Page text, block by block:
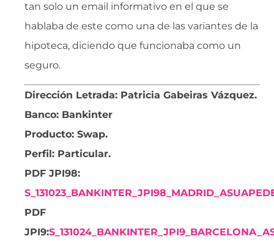
tan solo un email informativo en el que se
hablaba de este como una de las variantes de la
hipoteca, diciendo que funcionaba como un
seguro.
Dirección Letrada: Patricia Gabeiras Vázquez.
Banco: Bankinter
Producto: Swap.
Perfil: Particular.
PDF JPI98:
PDF
JPI9: